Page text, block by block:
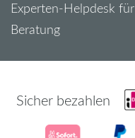
Experten-Helpdesk für
Beratung
Sicher bezahlen